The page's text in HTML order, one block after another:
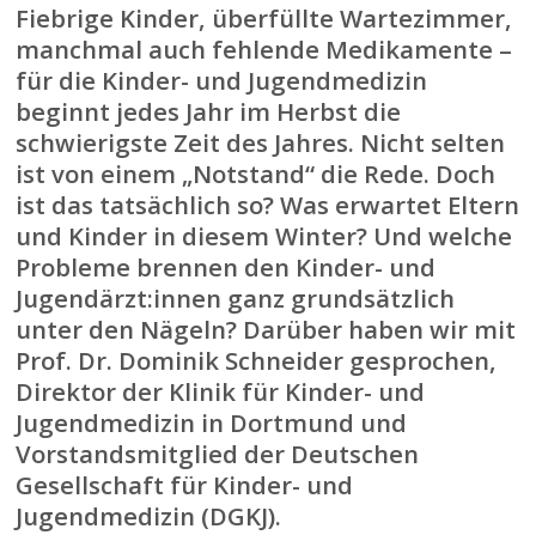
Fiebrige Kinder, überfüllte Wartezimmer,
manchmal auch fehlende Medikamente –
für die Kinder- und Jugendmedizin
beginnt jedes Jahr im Herbst die
schwierigste Zeit des Jahres. Nicht selten
ist von einem „Notstand“ die Rede. Doch
ist das tatsächlich so? Was erwartet Eltern
und Kinder in diesem Winter? Und welche
Probleme brennen den Kinder- und
Jugendärzt:innen ganz grundsätzlich
unter den Nägeln? Darüber haben wir mit
Prof. Dr. Dominik Schneider gesprochen,
Direktor der Klinik für Kinder- und
Jugendmedizin in Dortmund und
Vorstandsmitglied der Deutschen
Gesellschaft für Kinder- und
Jugendmedizin (DGKJ).